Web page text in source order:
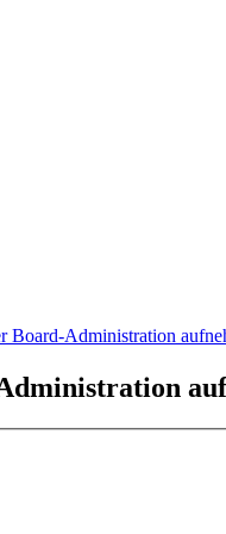
Board-Administration